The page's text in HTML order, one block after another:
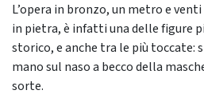
L’opera in bronzo, un metro e
in pietra, è infatti una delle figure
storico, e anche tra le più toccate:
mano sul naso a becco della
sorte.